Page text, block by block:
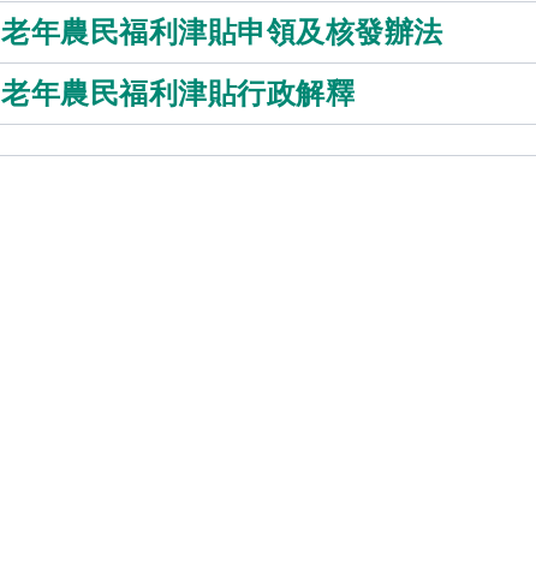
老年農民福利津貼申領及核發辦法
老年農民福利津貼行政解釋